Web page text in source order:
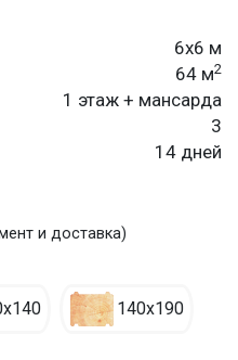
6х6 м
64 м2
1 этаж + мансарда
3
14 дней
и доставка)
140х190